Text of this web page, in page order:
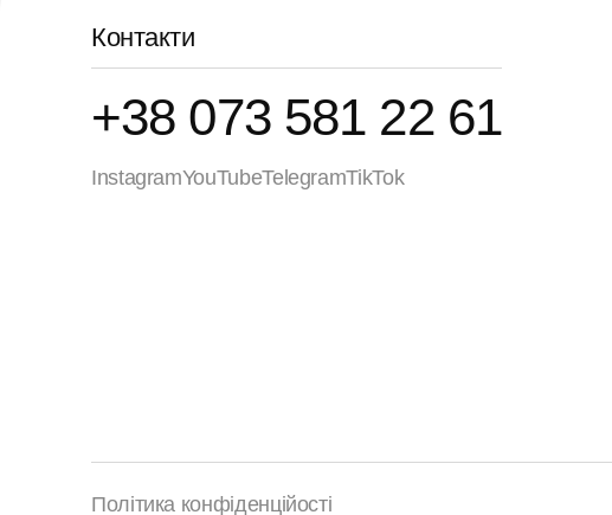
Контакти
+38 073 581 22 61
InstagramYouTubeTelegramTikTok
Політика конфіденційості